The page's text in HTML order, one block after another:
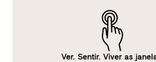
Ver. Sentir. Viver as